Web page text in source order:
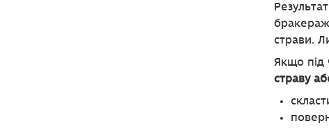
страви.
Якщо під
страву